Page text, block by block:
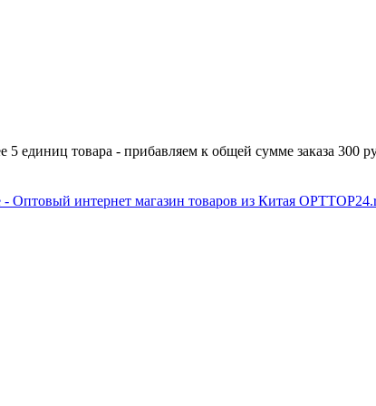
единиц товара - прибавляем к общей сумме заказа 300